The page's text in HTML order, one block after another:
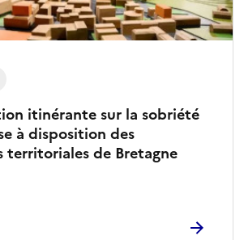
itinérante sur la sobriété
à disposition des
de Bretagne